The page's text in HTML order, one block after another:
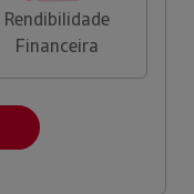
Rendibilidade
Financeira